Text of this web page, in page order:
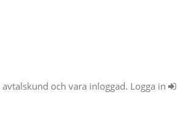
och vara inloggad. Logga in